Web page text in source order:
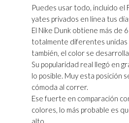
Puedes usar todo, incluido el
yates privados en línea tus
El Nike Dunk obtiene más de
totalmente diferentes unidas
también, el color se desarrolla.
Su popularidad real llegó en
lo posible. Muy esta posición
cómoda al correr.
Ese fuerte en comparación
colores, lo más probable es
alto.